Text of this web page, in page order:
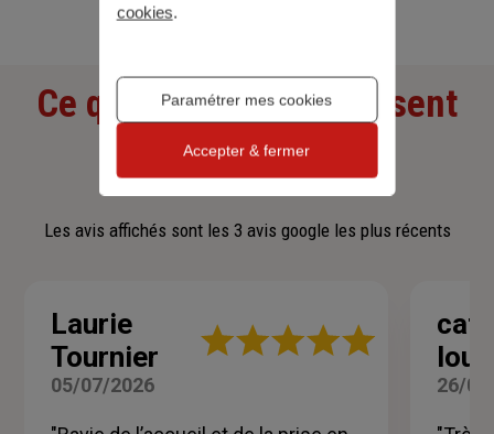
Ce que nos clients pensent
de nous
Les avis affichés sont les 3 avis google les plus récents
Laurie
Tournier
Note
05/07/2026 26/
cookies.
Paramétrer mes cookies
Accepter & fermer